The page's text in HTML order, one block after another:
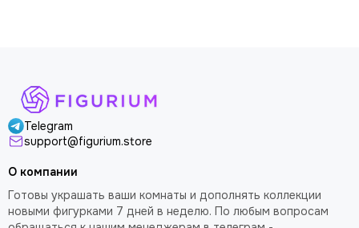
Telegram
support@figurium.store
О компании
Готовы украшать ваши комнаты и дополнять коллекции
новыми фигурками 7 дней в неделю. По любым вопросам